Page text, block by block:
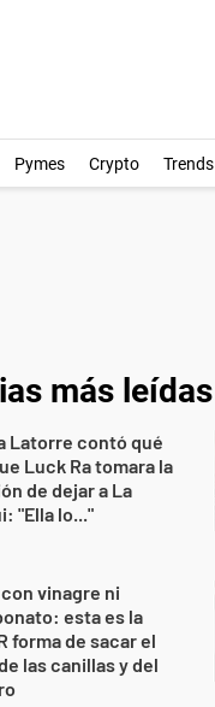
Pymes Crypto Trends
más leídas
Latorre contó qué
Luck Ra tomara la
de dejar a La
"Ella lo..."
vinagre ni
esta es la
forma de sacar el
las canillas y del